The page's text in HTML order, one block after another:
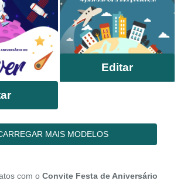
Editar
MAIS MODELOS
com o Convite Festa de Aniversário